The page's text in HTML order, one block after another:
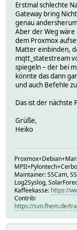
Erstmal schlechte
Gateway bring
genau
Aber der Weg wäre
dem Proxmox
Matter einbinden,
mqtt_statestream
spiegeln – der bei
könnte das dann
und auch Befehle
Das ist der nächste
Grüße,
Heiko
Maintainer: SSCam,
Log2Syslog,
Kaffeekasse: https://
Contrib:
https://svn.fhem.de/